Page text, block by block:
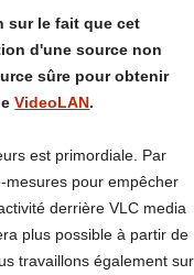
sur le fait que cet
d'une source non
sûre pour obtenir
VideoLAN.
est primordiale. Par
mesures pour empêcher
derrière VLC media
plus possible à partir de
travaillons également sur